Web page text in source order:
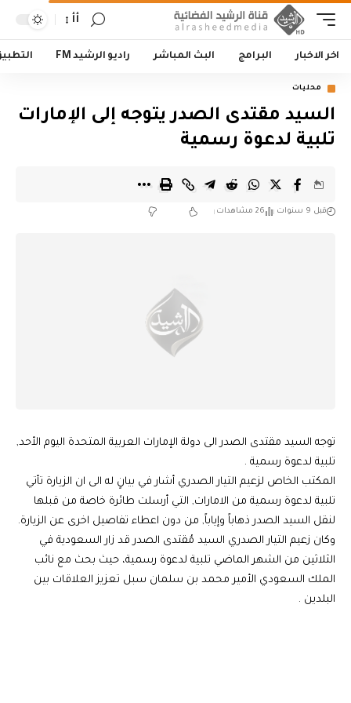
أأ
اخر الاخبار البرامج البث المباشر راديو الرشيد FM
محليات
السيد مقتدى الصدر يتوجه إلى الإمارات
تلبية لدعوة رسمية
قبل 9 سنوات 26 مشاهدات
توجه السيد مقتدى الصدر الى دولة الإمارات العربية المتحدة اليوم الأحد,
تلبية لدعوة رسمية .
المكتب الخاص لزعيم التيار الصدري أشار في بيانٍ له الى ان الزيارة تأتي
تلبية لدعوة رسمية من الامارات, التي أرسلت طائرة خاصة من قبلها
لنقل السيد الصدر ذهاباً وإياباً, من دون اعطاء تفاصيل اخرى عن الزيارة.
وكان زعيم التيار الصدري السيد مُقتدى الصدر قد زار السعودية في
الثلاثين من الشهر الماضي تلبية لدعوة رسمية، حيث بحث مع نائب
الملك السعودي الأمير محمد بن سلمان سبل تعزيز العلاقات بين
البلدين .